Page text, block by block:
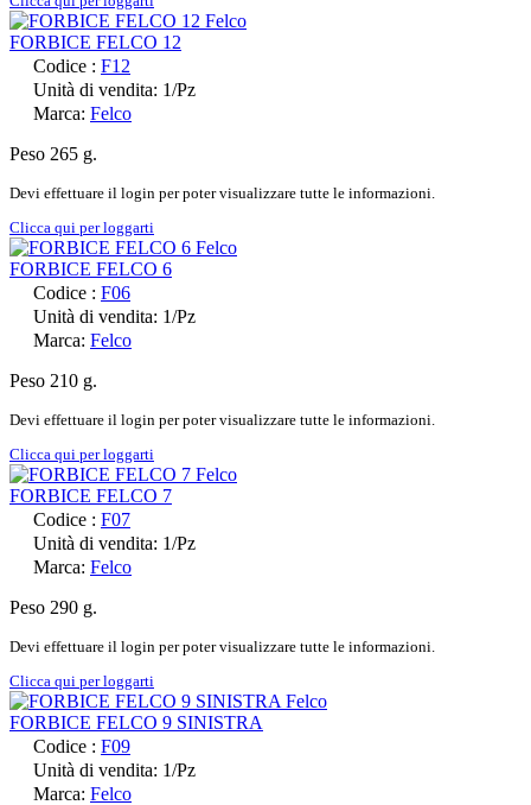
FORBICE FELCO 12
Codice : F12
Unità di vendita: 1/Pz
Marca: Felco
Peso 265 g.
Devi effettuare il login per poter visualizzare tutte le informazioni.
Clicca qui per loggarti
FORBICE FELCO 6
Codice : F06
Unità di vendita: 1/Pz
Marca: Felco
Peso 210 g.
Devi effettuare il login per poter visualizzare tutte le informazioni.
Clicca qui per loggarti
FORBICE FELCO 7
Codice : F07
Unità di vendita: 1/Pz
Marca: Felco
Peso 290 g.
Devi effettuare il login per poter visualizzare tutte le informazioni.
Clicca qui per loggarti
FORBICE FELCO 9 SINISTRA
Codice : F09
Unità di vendita: 1/Pz
Marca: Felco